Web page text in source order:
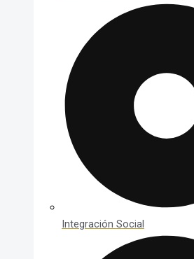
Integración Social